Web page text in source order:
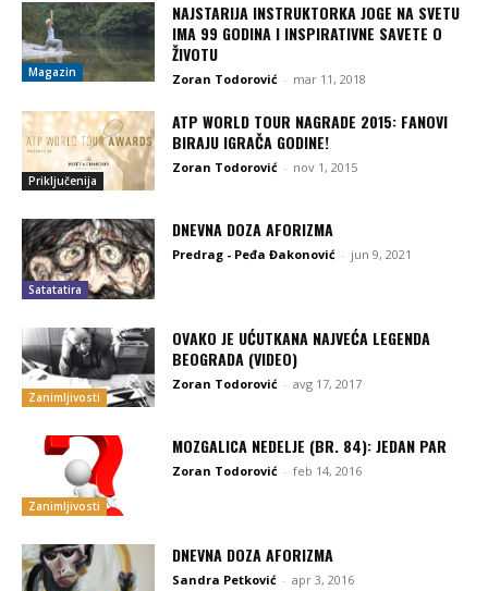
Magazin
NAJSTARIJA INSTRUKTORKA JOGE NA SVETU
IMA 99 GODINA I INSPIRATIVNE SAVETE O
ŽIVOTU
Zoran Todorović - mar 11, 2018
Priključenija
ATP WORLD TOUR NAGRADE 2015: FANOVI
BIRAJU IGRAČA GODINE!
Zoran Todorović - nov 1, 2015
Satatatira
DNEVNA DOZA AFORIZMA
Predrag - Peđa Đakonović - jun 9, 2021
Zanimljivosti
OVAKO JE UĆUTKANA NAJVEĆA LEGENDA
BEOGRADA (VIDEO)
Zoran Todorović - avg 17, 2017
Zanimljivosti
MOZGALICA NEDELJE (BR. 84): JEDAN PAR
Zoran Todorović - feb 14, 2016
DNEVNA DOZA AFORIZMA
Sandra Petković - apr 3, 2016